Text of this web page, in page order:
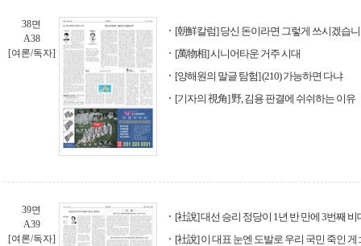
38면
A38
[여론/독자]
[朝鮮칼럼] 당신 돈이라면 그렇게 쓰시겠습
[萬物相] 시니어타운 거주 시대
[양해원의 말글 탐험] (210) 가능하면 다냐
[기자의 視角] 野, 김용 판결에 쉬쉬하는 이유
39면
A39
[여론/독자]
[社說] 대선 승리 정당이 1년 반 만에 3번째
[社說] 이 대표 눈엔 도발로 우리 국민 죽인